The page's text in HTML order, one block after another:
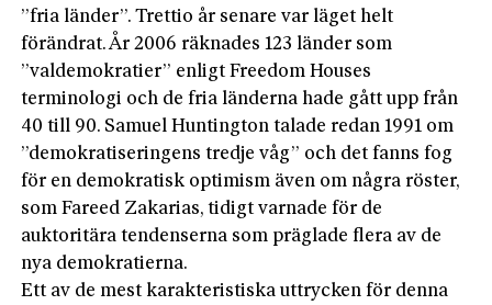
”fria länder”. Trettio år senare var läget helt
förändrat. År 2006 räknades 123 länder som
”valdemokratier” enligt Freedom Houses
terminologi och de fria länderna hade gått upp från
40 till 90. Samuel Huntington talade redan 1991 om
”demokratiseringens tredje våg” och det fanns fog
för en demokratisk optimism även om några röster,
som Fareed Zakarias, tidigt varnade för de
auktoritära tendenserna som präglade flera av de
nya demokratierna.
Ett av de mest karakteristiska uttrycken för denna